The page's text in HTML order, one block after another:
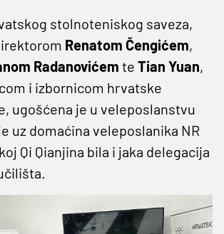
stolnoteniskog saveza,
Renatom Čengićem,
Radanovićem te Tian Yuan,
i izbornicom hrvatske
ugošćena je u veleposlanstvu
uz domaćina veleposlanika NR
Qi Qianjina bila i jaka delegacija